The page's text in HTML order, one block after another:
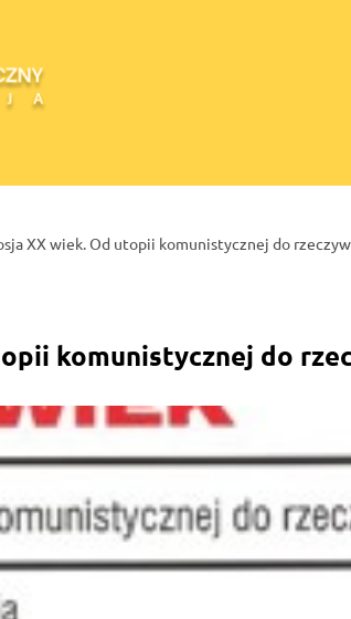
XX wiek. Od utopii komunistycznej do
komunistycznej do